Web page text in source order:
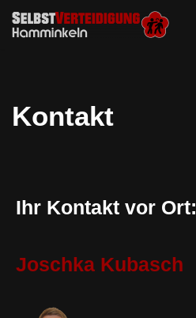
Zum
Kontakt
Ihr Kontakt vor Ort:
Joschka Kubasch